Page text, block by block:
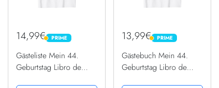
14,99€ PRIME
PRIME
Gästeliste Mein 44.
Geburtstag Libro de
13,99€ PRIME
PRIME
Gästebuch Mein 44.
Geburtstag Libro de